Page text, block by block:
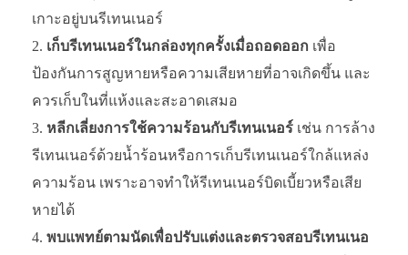
เกาะอยู่บนรีเทนเนอร์
เก็บรีเทนเนอร์ในกล่องทุกครั้งเมื่อถอดออก เพื่อ
ป้องกันการสูญหายหรือความเสียหายที่อาจเกิดขึ้น และ
ควรเก็บในที่แห้งและสะอาดเสมอ
หลีกเลี่ยงการใช้ความร้อนกับรีเทนเนอร์ เช่น การล้าง
รีเทนเนอร์ด้วยน้ำร้อนหรือการเก็บรีเทนเนอร์ใกล้แหล่ง
ความร้อน เพราะอาจทำให้รีเทนเนอร์บิดเบี้ยวหรือเสีย
หายได้
พบแพทย์ตามนัดเพื่อปรับแต่งและตรวจสอบรีเทนเนอ